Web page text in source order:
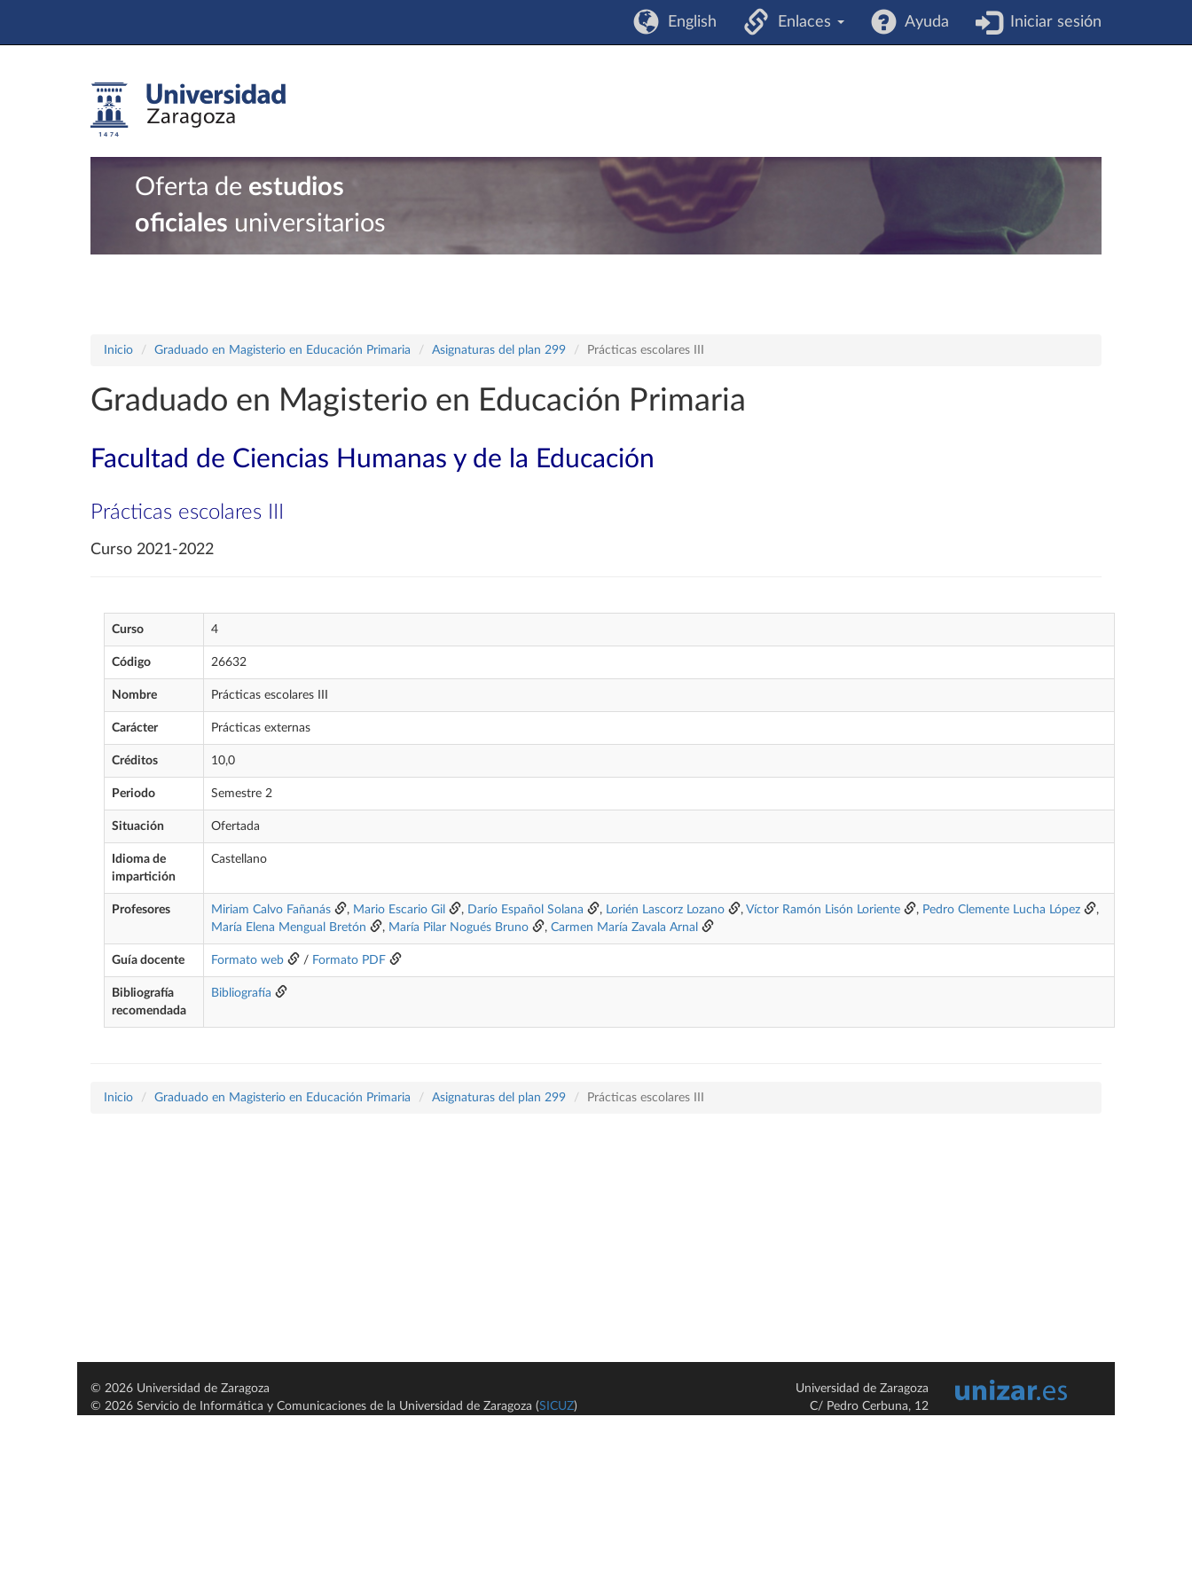
English Enlaces Ayuda Iniciar sesión
Oferta de estudios
oficiales universitarios
Inicio Graduado en Magisterio en Educación Primaria Asignaturas del plan 299 Prácticas escolares III
Graduado en Magisterio en Educación Primaria
Facultad de Ciencias Humanas y de la Educación
Prácticas escolares III
Curso 2021-2022
Curso 4
Código 26632
Nombre Prácticas escolares III
Carácter Prácticas externas
Créditos 10,0
Periodo Semestre 2
Situación Ofertada
Idioma de
impartición
Castellano
Profesores Miriam Calvo Fañanás , Mario Escario Gil , Darío Español Solana , Lorién Lascorz Lozano , Víctor Ramón Lisón Loriente , Pedro Clemente Lucha López
,
María Elena Mengual Bretón
, María Pilar Nogués Bruno , Carmen María Zavala Arnal
Guía docente Formato web / Formato PDF
Bibliografía
recomendada
Bibliografía
Inicio Graduado en Magisterio en Educación Primaria Asignaturas del plan 299 Prácticas escolares III
© 2026 Universidad de Zaragoza
© 2026 Servicio de Informática y Comunicaciones de la Universidad de Zaragoza (SICUZ)
Universidad de Zaragoza
C/ Pedro Cerbuna, 12